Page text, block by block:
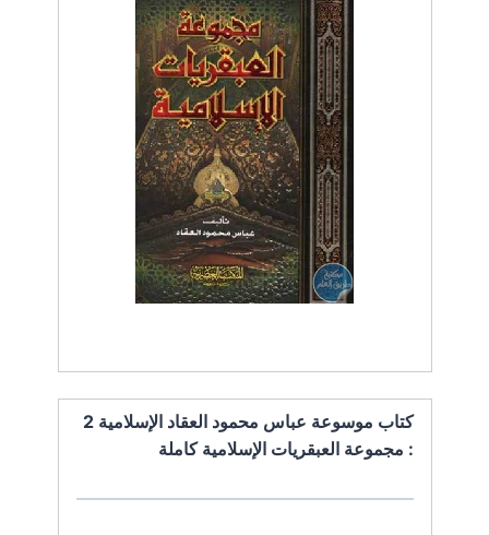
كتاب موسوعة عباس محمود العقاد الإسلامية 2
: مجموعة العبقريات الإسلامية كاملة